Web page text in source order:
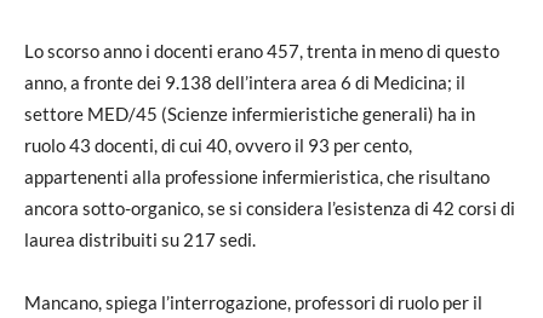
Lo scorso anno i docenti erano 457, trenta in meno di questo
anno, a fronte dei 9.138 dell’intera area 6 di Medicina; il
settore MED/45 (Scienze infermieristiche generali) ha in
ruolo 43 docenti, di cui 40, ovvero il 93 per cento,
appartenenti alla professione infermieristica, che risultano
ancora sotto-organico, se si considera l’esistenza di 42 corsi di
laurea distribuiti su 217 sedi.
Mancano, spiega l’interrogazione, professori di ruolo per il